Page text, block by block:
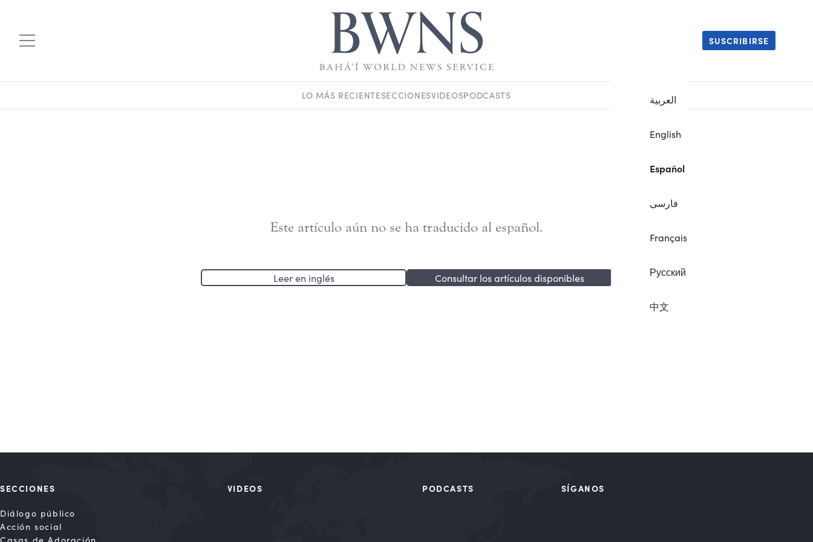
العربية
English
Español
فارسی
Français
Русский
中文
SUSCRIBIRSE
LO MÁS RECIENTESECCIONESVIDEOSPODCASTS
Este artículo aún no se ha traducido al español.
Leer en inglés Consultar los artículos disponibles
SECCIONES
Diálogo público
Acción social
Casas de Adoración
VIDEOS PODCASTS SÍGANOS